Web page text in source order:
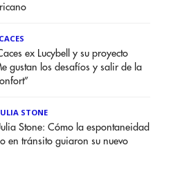
ex Lucybell y su proyecto
gustan los desafíos y salir de la
STONE
Stone: Cómo la espontaneidad
en tránsito guiaron su nuevo